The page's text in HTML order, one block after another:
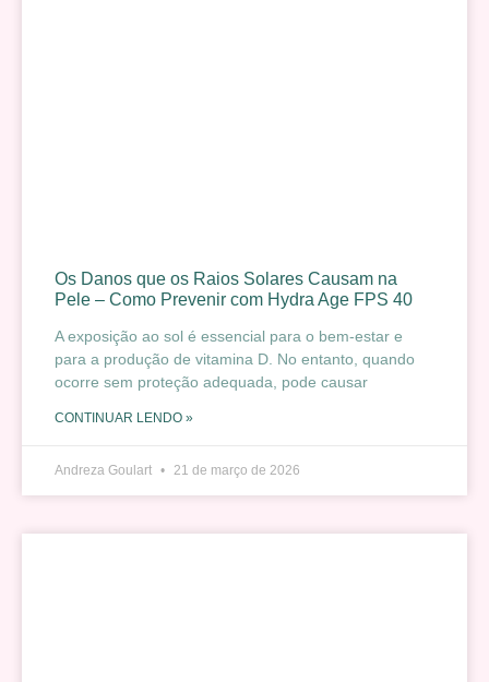
Os Danos que os Raios Solares Causam na
Pele – Como Prevenir com Hydra Age FPS 40
A exposição ao sol é essencial para o bem-estar e
para a produção de vitamina D. No entanto, quando
ocorre sem proteção adequada, pode causar
CONTINUAR LENDO »
Andreza Goulart 21 de março de 2026